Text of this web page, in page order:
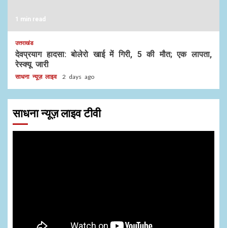
1 min read
उत्तराखंड
देवप्रयाग हादसा: बोलेरो खाई में गिरी, 5 की मौत; एक लापता,
रेस्क्यू जारी
साधना न्यूज़ लाइव 2 days ago
साधना न्यूज़ लाइव टीवी